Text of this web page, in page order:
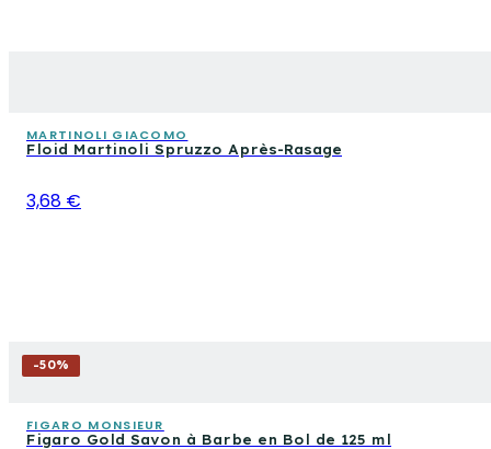
MARTINOLI GIACOMO
Floid Martinoli Spruzzo Après-Rasage
3,68 €
-50%
FIGARO MONSIEUR
Figaro Gold Savon à Barbe en Bol de 125 ml